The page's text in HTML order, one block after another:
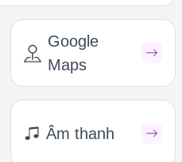
Google
Maps
Âm thanh